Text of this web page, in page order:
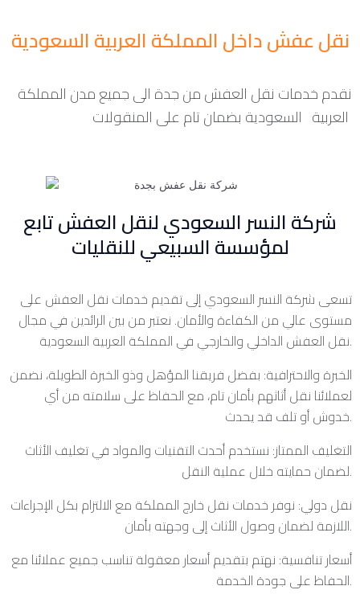
نقل عفش داخل المملكة العربية السعودية
نقدم خدمات نقل العفش من جدة الى جميع مدن المملكة
شركة النسر السعودي لنقل العفش تابع
لمؤسسة السبيعي للنقليات
تسعى شركة النسر السعودي إلى تقديم خدمات نقل العفش على
مستوى عالي من الكفاءة والأمان. نعتبر من بين الرائدين في مجال
نقل العفش الداخلي والخارجي في المملكة العربية السعودية.
الخبرة والاحترافية: بفضل فريقنا المؤهل وذو الخبرة الطويلة، نضمن
لعملائنا نقل أثاثهم بأمان تام، مع الحفاظ على سلامته من أي
خدوش أو تلف قد يحدث.
التغليف الممتاز: نستخدم أحدث التقنيات والمواد في تغليف الأثاث
لضمان حمايته خلال عملية النقل.
نقل دولي: نوفر خدمات نقل خارج المملكة مع الالتزام بكل الإجراءات
اللازمة لضمان وصول الأثاث إلى وجهته بأمان.
أسعار تنافسية: نهتم بتقديم أسعار معقولة تناسب جميع عملائنا مع
الحفاظ على جودة الخدمة.